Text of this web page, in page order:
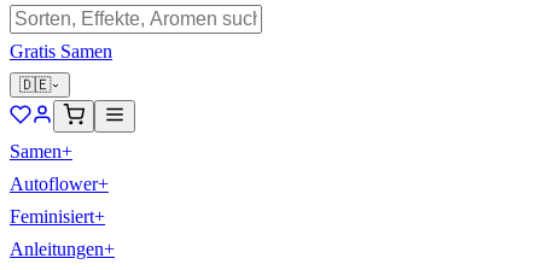
Gratis Samen
🇩🇪
Samen+
Autoflower+
Feminisiert+
Anleitungen+